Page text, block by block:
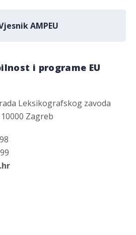
AMPEU
i programe EU
Leksikografskog zavoda
Zagreb